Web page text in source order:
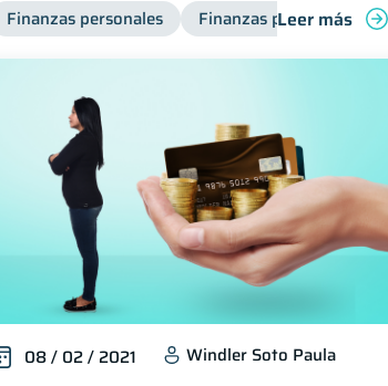
Finanzas personales Finanzas para mujeres
Leer más
08 / 02 / 2021 Windler Soto Paula